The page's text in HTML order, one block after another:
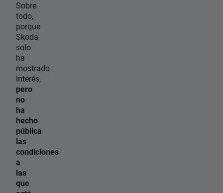
Sobre
todo,
porque
Skoda
solo
ha
mostrado
interés,
pero
no
ha
hecho
pública
las
condiciones
a
las
que